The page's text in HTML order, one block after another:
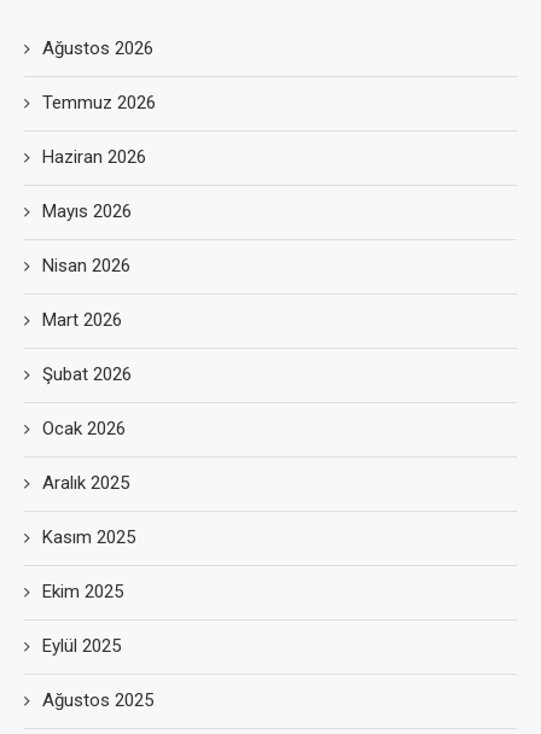
Ağustos 2026
Temmuz 2026
Haziran 2026
Mayıs 2026
Nisan 2026
Mart 2026
Şubat 2026
Ocak 2026
Aralık 2025
Kasım 2025
Ekim 2025
Eylül 2025
Ağustos 2025